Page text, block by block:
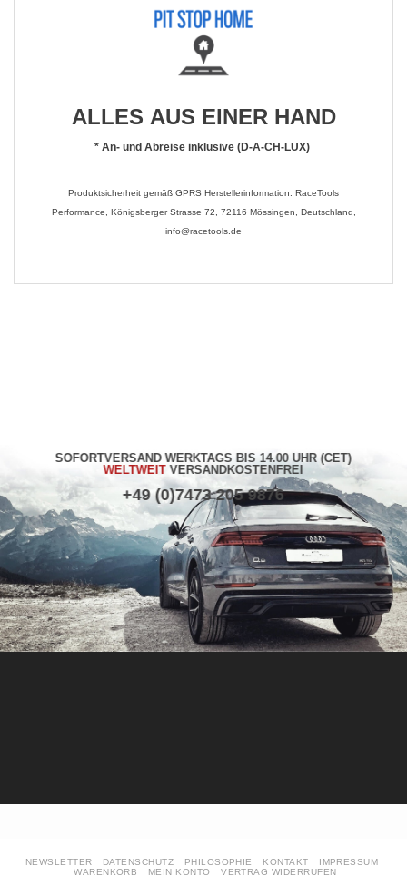
ALLES AUS EINER HAND
* An- und Abreise inklusive (D-A-CH-LUX)
Produktsicherheit gemäß GPRS Herstellerinformation: RaceTools
Performance, Königsberger Strasse 72, 72116 Mössingen, Deutschland,
info@racetools.de
SOFORTVERSAND WERKTAGS BIS 14.00 UHR (CET)
WELTWEITVERSANDKOSTENFREI
+49 (0)7473 205 9876
NEWSLETTER DATENSCHUTZ PHILOSOPHIE KONTAKT
IMPRESSUM
WARENKORB
MEIN KONTO VERTRAG WIDERRUFEN